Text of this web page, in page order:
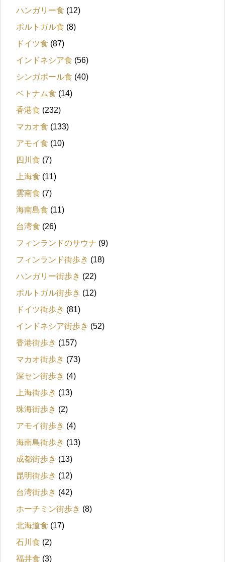
ハンガリー食 (12)
ポルトガル食 (8)
ドイツ食 (87)
インドネシア食 (56)
シンガポール食 (40)
ベトナム食 (14)
香港食 (232)
マカオ食 (133)
アモイ食 (10)
四川食 (7)
上海食 (11)
雲南食 (7)
海南島食 (11)
台湾食 (26)
フィンランドのサウナ (9)
フィンランド街歩き (18)
ハンガリー街歩き (22)
ポルトガル街歩き (12)
ドイツ街歩き (81)
インドネシア街歩き (52)
香港街歩き (157)
マカオ街歩き (73)
深セン街歩き (4)
上海街歩き (13)
珠海街歩き (2)
アモイ街歩き (4)
海南島街歩き (13)
成都街歩き (13)
昆明街歩き (12)
台湾街歩き (42)
ホーチミン街歩き (8)
北海道食 (17)
石川食 (2)
福井食 (3)